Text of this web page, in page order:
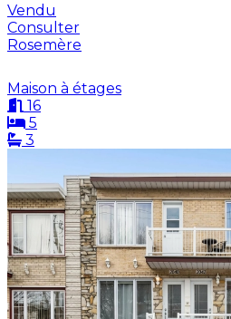
Vendu
Consulter
Rosemère
Maison à étages
16
5
3